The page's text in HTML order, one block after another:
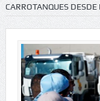
CARROTANQUES DESDE